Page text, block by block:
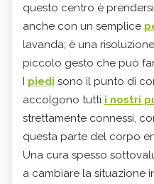
questo centro è
anche con un semplice
lavanda; è una
piccolo gesto che può
I piedi sono il punto di
accolgono tutti i nostri
strettamente connessi,
questa parte del corpo
Una cura spesso
a cambiare la situazione